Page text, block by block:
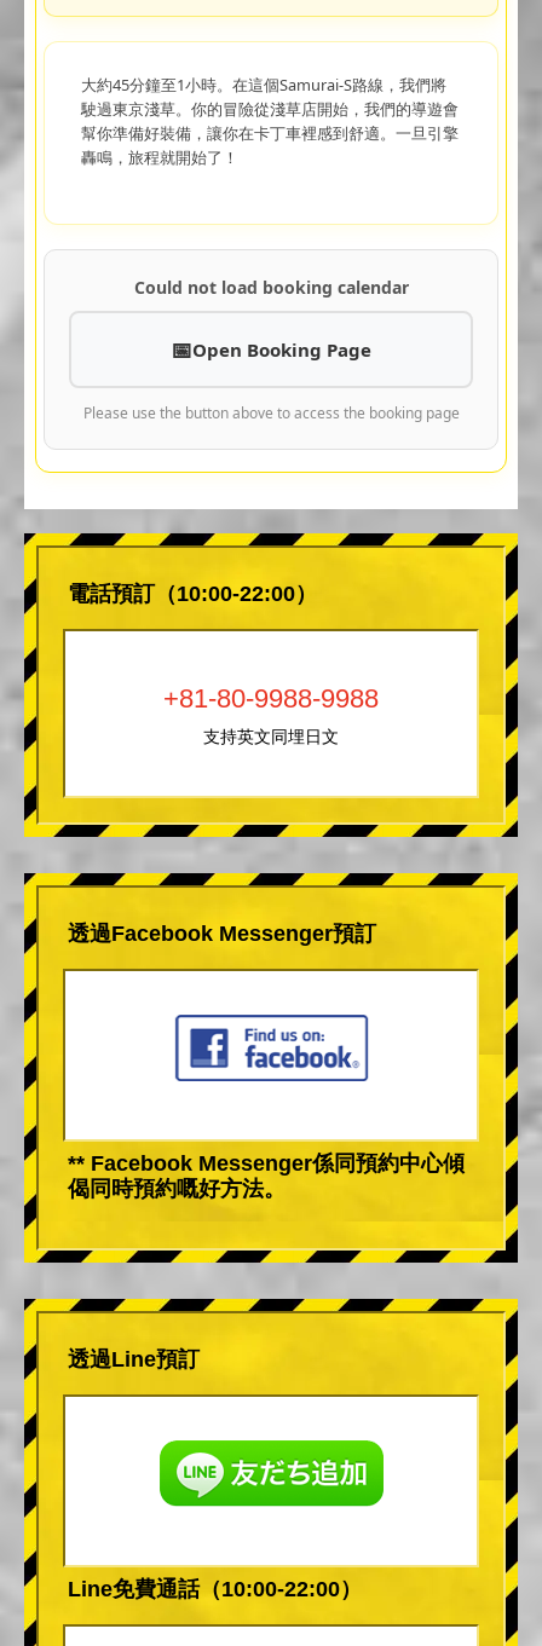
大約45分鐘至1小時。在這個Samurai-S路線，我們將
駛過東京淺草。你的冒險從淺草店開始，我們的導遊會
幫你準備好裝備，讓你在卡丁車裡感到舒適。一旦引擎
轟鳴，旅程就開始了！
Could not load booking calendar
Open Booking Page
Please use the button above to access the booking page
電話預訂（10:00-22:00）
+81-80-9988-9988
支持英文同埋日文
透過Facebook Messenger預訂
** Facebook Messenger係同預約中心傾
偈同時預約嘅好方法。
透過Line預訂
Line免費通話（10:00-22:00）